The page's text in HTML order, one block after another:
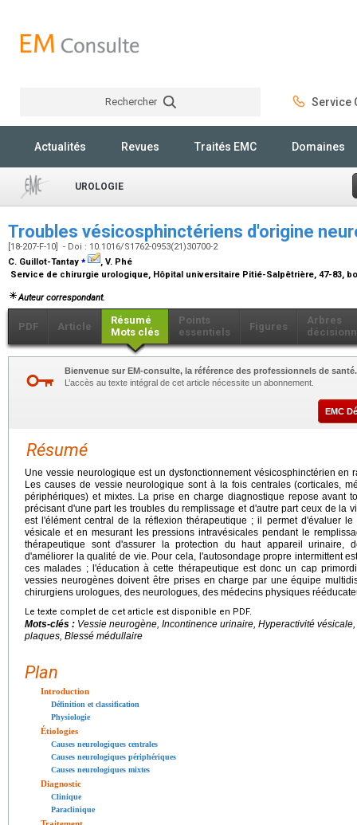
Rechercher Service
Actualités Revues Traités EMC Domaines
UROLOGIE
Troubles vésicosphinctériens d'origine
[18-207-F-10] - Doi : 10.1016/S1762-0953(21)30700-2
C. Guillot-Tantay ⁎
, V. Phé
Service de chirurgie urologique, Hôpital universitaire Pitié-Salpêtrière, 47-83,
Auteur correspondant.
PDF Article
Résumé
Mots clés
Points
essentiels
Figures
Arbres
Bienvenue sur EM-consulte, la référence des professionnels de santé.
L’accès au texte intégral de cet article nécessite un abonnement.
EMC
Résumé
Une vessie neurologique est un dysfonctionnement vésicosphinctérien en
Les causes de vessie neurologique sont à la fois centrales (corticales,
périphériques) et mixtes. La prise en charge diagnostique repose avant
précisant d'une part les troubles du remplissage et d'autre part ceux de la
est l'élément central de la réflexion thérapeutique ; il permet d'évaluer
vésicale et en mesurant les pressions intravésicales pendant le
thérapeutique sont d'assurer la protection du haut appareil urinaire,
d'améliorer la qualité de vie. Pour cela, l'autosondage propre intermittent
ces malades ; l'éducation à cette thérapeutique est donc un cap
vessies neurogènes doivent être prises en charge par une équipe
chirurgiens urologues, des neurologues, des médecins physiques
Le texte complet de cet article est disponible en PDF.
Mots-clés : Vessie neurogène, Incontinence urinaire, Hyperactivité
plaques, Blessé médullaire
Plan
Introduction
Définition et classification
Physiologie
Étiologies
Causes neurologiques centrales
Causes neurologiques périphériques
Causes neurologiques mixtes
Diagnostic
Clinique
Paraclinique